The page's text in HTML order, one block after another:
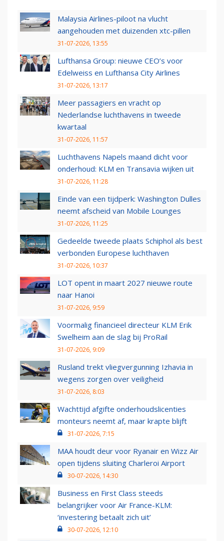
Malaysia Airlines-piloot na vlucht
aangehouden met duizenden xtc-pillen
31-07-2026, 13:55
Lufthansa Group: nieuwe CEO’s voor
Edelweiss en Lufthansa City Airlines
31-07-2026, 13:17
Meer passagiers en vracht op
Nederlandse luchthavens in tweede
kwartaal
31-07-2026, 11:57
Luchthavens Napels maand dicht voor
onderhoud: KLM en Transavia wijken uit
31-07-2026, 11:28
Einde van een tijdperk: Washington Dulles
neemt afscheid van Mobile Lounges
31-07-2026, 11:25
Gedeelde tweede plaats Schiphol als best
verbonden Europese luchthaven
31-07-2026, 10:37
LOT opent in maart 2027 nieuwe route
naar Hanoi
31-07-2026, 9:59
Voormalig financieel directeur KLM Erik
Swelheim aan de slag bij ProRail
31-07-2026, 9:09
Rusland trekt vliegvergunning Izhavia in
wegens zorgen over veiligheid
31-07-2026, 8:03
Wachttijd afgifte onderhoudslicenties
monteurs neemt af, maar krapte blijft
31-07-2026, 7:15
MAA houdt deur voor Ryanair en Wizz Air
open tijdens sluiting Charleroi Airport
30-07-2026, 14:30
Business en First Class steeds
belangrijker voor Air France-KLM:
‘investering betaalt zich uit’
30-07-2026, 12:10